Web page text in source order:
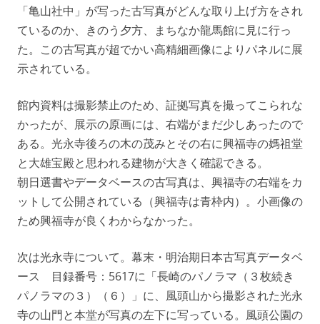
「亀山社中」が写った古写真がどんな取り上げ方をされ
ているのか、きのう夕方、まちなか龍馬館に見に行っ
た。この古写真が超でかい高精細画像によりパネルに展
示されている。
館内資料は撮影禁止のため、証拠写真を撮ってこられな
かったが、展示の原画には、右端がまだ少しあったので
ある。光永寺後ろの木の茂みとその右に興福寺の媽祖堂
と大雄宝殿と思われる建物が大きく確認できる。
朝日選書やデータベースの古写真は、興福寺の右端をカ
ットして公開されている（興福寺は青枠内）。小画像の
ため興福寺が良くわからなかった。
次は光永寺について。幕末・明治期日本古写真データベ
ース 目録番号：5617に「長崎のパノラマ（３枚続き
パノラマの３）（６）」に、風頭山から撮影された光永
寺の山門と本堂が写真の左下に写っている。風頭公園の